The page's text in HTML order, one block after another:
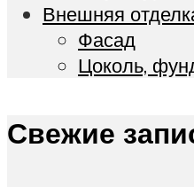
Внешняя
Фасад
Цоколь,
Свежие